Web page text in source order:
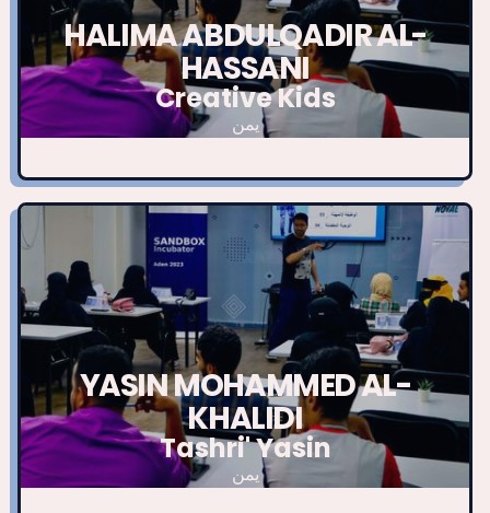
HALIMA ABDULQADIR AL-
HASSANI
Creative Kids
يمن
YASIN MOHAMMED AL-
KHALIDI
Tashri' Yasin
يمن